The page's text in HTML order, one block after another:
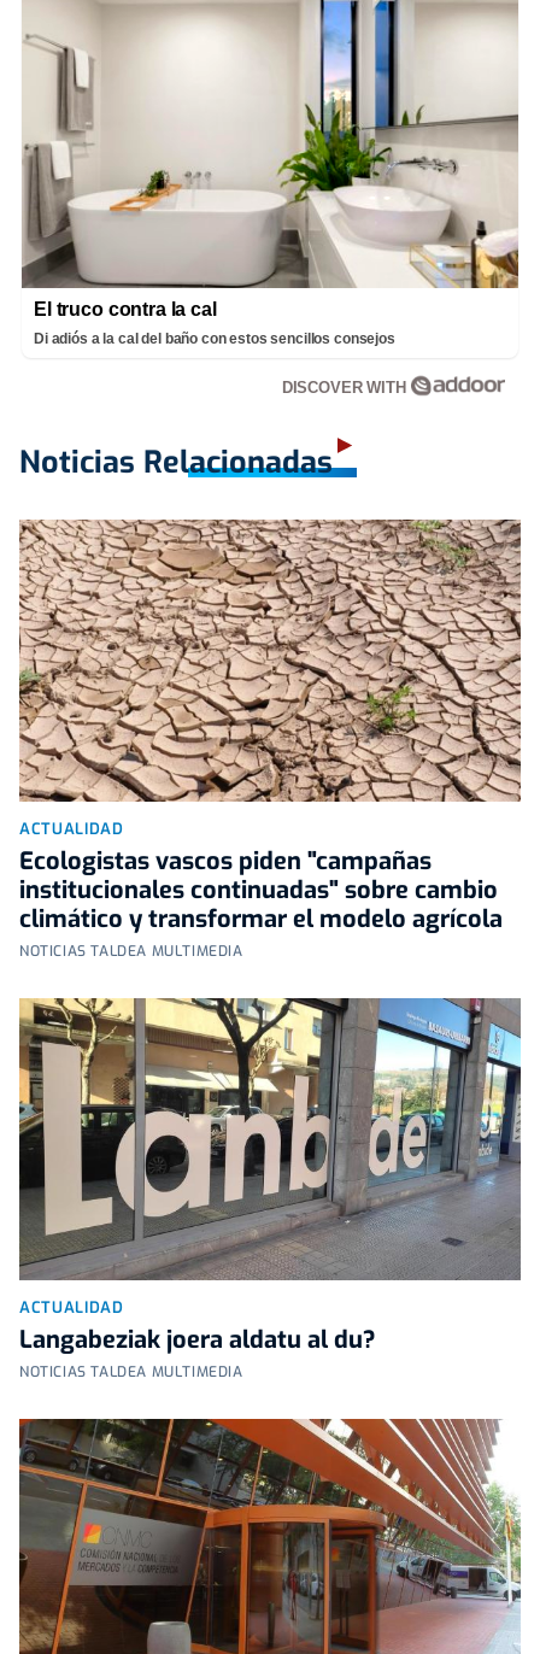
El truco contra la cal
Di adiós a la cal del baño con estos sencillos consejos
DISCOVER WITH
Noticias Relacionadas
ACTUALIDAD
Ecologistas vascos piden "campañas
institucionales continuadas" sobre cambio
climático y transformar el modelo agrícola
NOTICIAS TALDEA MULTIMEDIA
ACTUALIDAD
Langabeziak joera aldatu al du?
NOTICIAS TALDEA MULTIMEDIA